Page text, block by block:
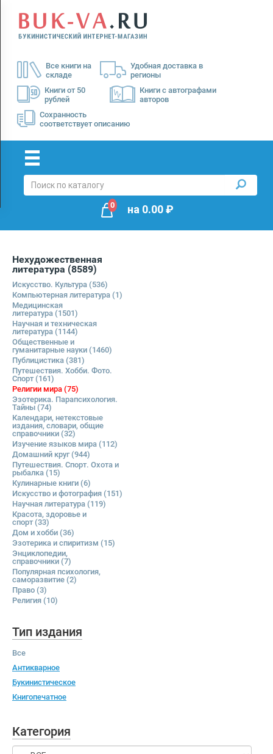
Все книги на
складе
Удобная доставка в
регионы
Книги от 50
рублей
Книги с автографами
авторов
Сохранность
соответствует описанию
Menu
Доставка
Оплата
0 на 0.00₽
Нехудожественная
литература (8589)
Искусство. Культура (536)
Компьютерная литература (1)
Медицинская
литература (1501)
Научная и техническая
литература (1144)
Общественные и
гуманитарные науки (1460)
Публицистика (381)
Путешествия. Хобби. Фото.
Спорт(161)
Религии мира (75)
Эзотерика. Парапсихология.
Тайны (74)
Календари, нетекстовые
издания, словари, общие
справочники (32)
Изучение языков мира (112)
Домашний круг(944)
Путешествия. Спорт. Охота и
рыбалка (15)
Кулинарные книги (6)
Искусство и фотография (151)
Научная литература (119)
Красота, здоровье и
спорт(33)
Дом и хобби (36)
Эзотерика и спиритизм (15)
Энциклопедии,
справочники (7)
Популярная психология,
саморазвитие (2)
Право (3)
Религия (10)
Тип издания
Все
Антикварное
Букинистическое
Книгопечатное
Категория